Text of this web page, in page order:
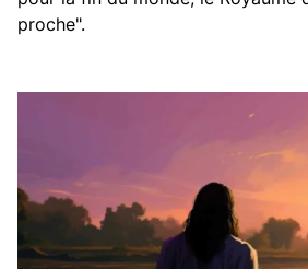
proche".